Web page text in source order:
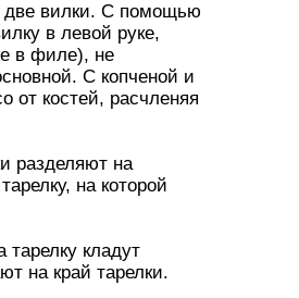
две вилки. С помощью
в левой руке,
в филе), не
С копченой и
от костей, расчленяя
разделяют на
на которой
кладут
на край тарелки.